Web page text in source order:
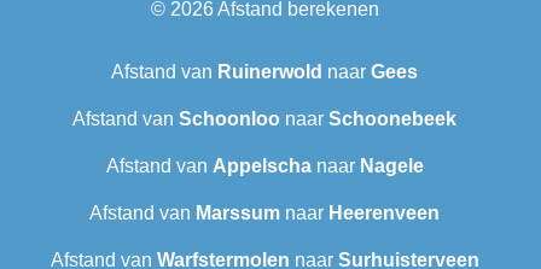
© 2026Afstand berekenen
Afstand van Ruinerwold naar Gees
Afstand van Schoonloo naar Schoonebeek
Afstand van Appelschanaar Nagele
Afstand van Marssum naar Heerenveen
Afstand van Warfstermolen naar Surhuisterveen